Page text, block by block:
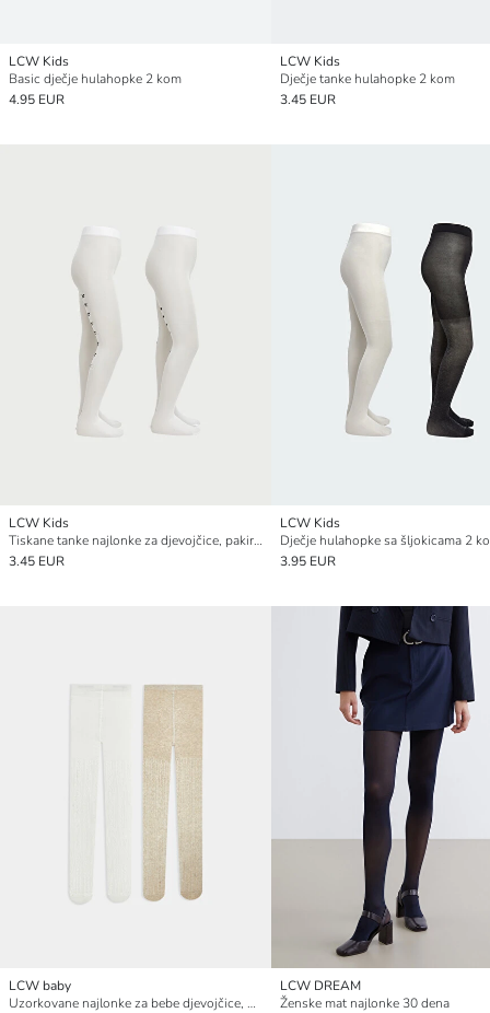
LCW Kids
Basic dječje hulahopke 2 kom
4.95 EUR
LCW Kids
Dječje tanke hulahopke 2 kom
3.45 EUR
LCW Kids
Tiskane tanke najlonke za djevojčice, pakiranje od 2 komada
3.45 EUR
LCW Kids
Dječje hulahopke sa šljokicama 2
3.95 EUR
LCW baby
Uzorkovane najlonke za bebe djevojčice, pakiranje od 2 komada
LCW DREAM
Ženske mat najlonke 30 dena